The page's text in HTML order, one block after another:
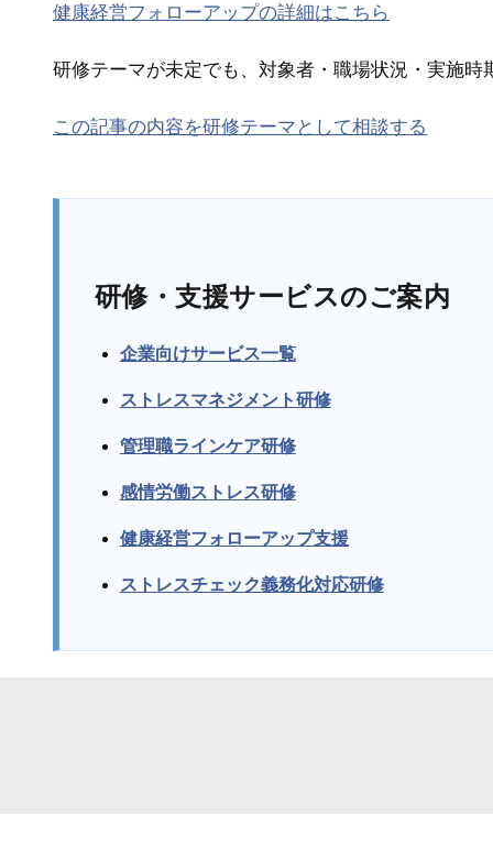
健康経営フォローアップの詳細はこちら
研修テーマが未定でも、対象者・職場状況・実施時
この記事の内容を研修テーマとして相談する
研修・支援サービスのご案内
企業向けサービス一覧
ストレスマネジメント研修
管理職ラインケア研修
感情労働ストレス研修
健康経営フォローアップ支援
ストレスチェック義務化対応研修